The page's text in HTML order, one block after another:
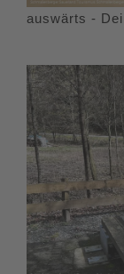
auswärts -